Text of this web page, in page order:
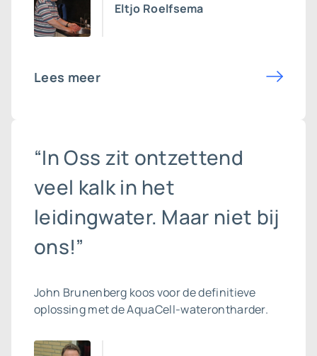
Eltjo Roelfsema
Lees meer
“In Oss zit ontzettend
veel kalk in het
leidingwater. Maar niet bij
ons!”
John Brunenberg koos voor de definitieve
oplossing met de AquaCell-waterontharder.